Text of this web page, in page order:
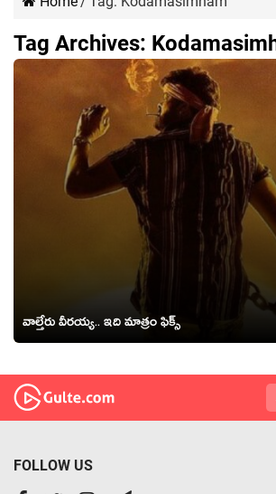
Tag Archives:
వాల్తేరు వీరయ్య.. ఇది మాత్రం ఫిక్స్
FOLLOW US